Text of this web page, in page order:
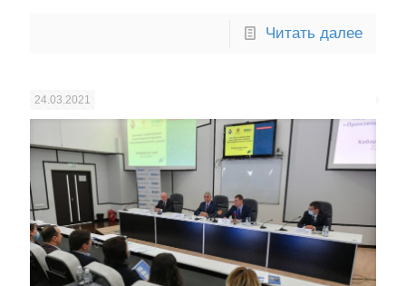
Читать далее
24.03.2021